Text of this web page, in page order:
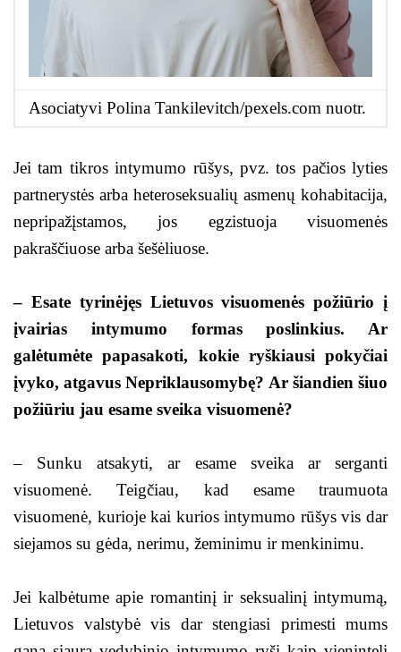
Asociatyvi Polina Tankilevitch/pexels.com nuotr.
Jei tam tikros intymumo rūšys, pvz. tos pačios lyties
partnerystės arba heteroseksualių asmenų kohabitacija,
nepripažįstamos, jos egzistuoja visuomenės
pakraščiuose arba šešėliuose.
– Esate tyrinėjęs Lietuvos visuomenės požiūrio į
įvairias intymumo formas poslinkius. Ar
galėtumėte papasakoti, kokie ryškiausi pokyčiai
įvyko, atgavus Nepriklausomybę? Ar šiandien šiuo
požiūriu jau esame sveika visuomenė?
– Sunku atsakyti, ar esame sveika ar serganti
visuomenė. Teigčiau, kad esame traumuota
visuomenė, kurioje kai kurios intymumo rūšys vis dar
siejamos su gėda, nerimu, žeminimu ir menkinimu.
Jei kalbėtume apie romantinį ir seksualinį intymumą,
Lietuvos valstybė vis dar stengiasi primesti mums